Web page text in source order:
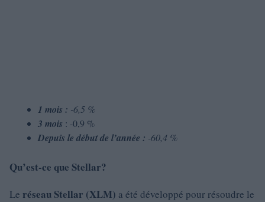
1 mois : -6,5 %
3 mois : -0,9 %
Depuis le début de l’année : -60,4 %
Qu’est-ce que Stellar?
Le réseau Stellar (XLM) a été développé pour résoudre le